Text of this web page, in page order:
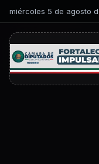
miércoles 5 de agosto